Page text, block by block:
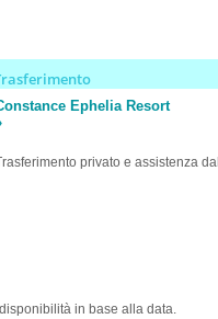
Ephelia Resort
privato e assistenza
in base alla data.